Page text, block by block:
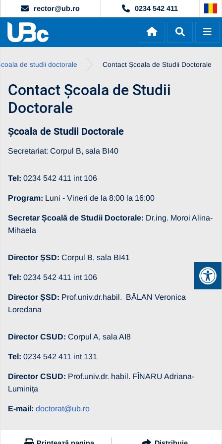
rector@ub.ro 0234 542 411
de studii doctorale Contact Școala de Studii Doctorale
Contact Școala de Studii
Doctorale
Școala de Studii Doctorale
Secretariat: Corpul B, sala BI40
Tel: 0234 542 411 int 106
Program: Luni - Vineri de la 8:00 la 16:00
Secretar Școală de Studii Doctorale: Dr.ing. Moroi Alina-
Mihaela
Director ȘSD: Corpul B, sala BI41
Tel: 0234 542 411 int 106
Director ȘSD: Prof.univ.dr.habil. BĂLAN Veronica
Loredana
Director CSUD: Corpul A, sala AI8
Tel: 0234 542 411 int 131
Director CSUD: Prof.univ.dr. habil. FÎNARU Adriana-
Luminița
E-mail: doctorat@ub.ro